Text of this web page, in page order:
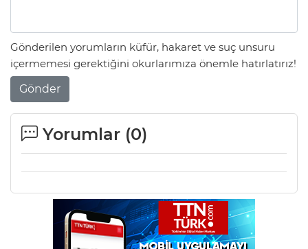
Gönderilen yorumların küfür, hakaret ve suç unsuru
içermemesi gerektiğini okurlarımıza önemle hatırlatırız!
Gönder
Yorumlar (0)